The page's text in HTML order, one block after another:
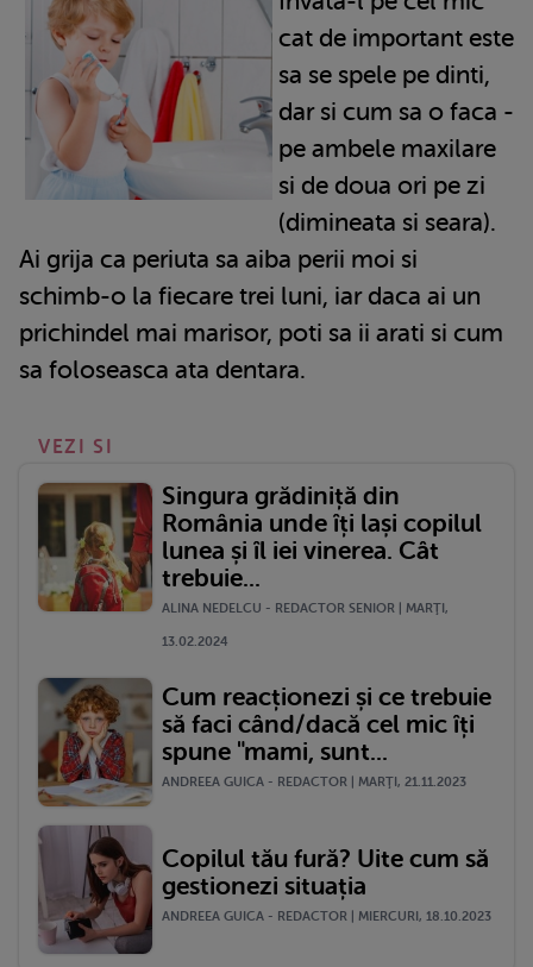
cat de important este
sa se spele pe dinti,
dar si cum sa o faca -
pe ambele maxilare
si de doua ori pe zi
(dimineata si seara).
Ai grija ca periuta sa aiba perii moi si
schimb-o la fiecare trei luni, iar daca ai un
prichindel mai marisor, poti sa ii arati si cum
sa foloseasca ata dentara.
VEZI SI
Singura grădiniță din
România unde îți lași copilul
lunea și îl iei vinerea. Cât
trebuie...
ALINA NEDELCU - REDACTOR SENIOR | MARŢI,
13.02.2024
Cum reacționezi și ce trebuie
să faci când/dacă cel mic îți
spune "mami, sunt...
ANDREEA GUICA - REDACTOR | MARŢI, 21.11.2023
Copilul tău fură? Uite cum să
gestionezi situația
ANDREEA GUICA - REDACTOR | MIERCURI, 18.10.2023